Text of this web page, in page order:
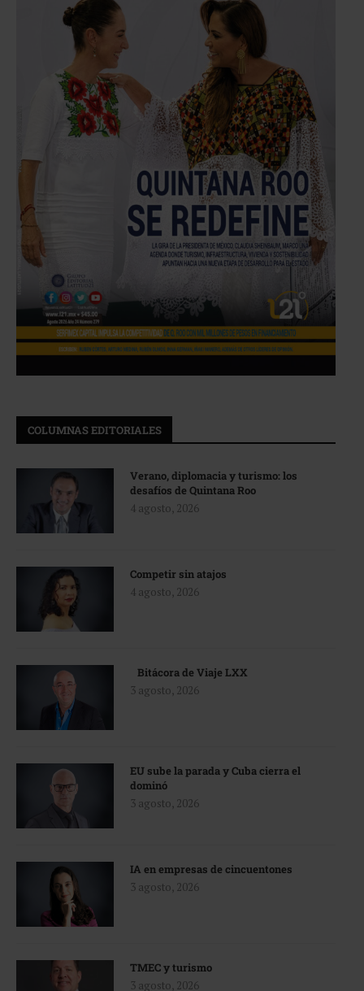
COLUMNAS EDITORIALES
Verano, diplomacia y turismo: los
desafíos de Quintana Roo
4 agosto, 2026
Competir sin atajos
4 agosto, 2026
Bitácora de Viaje LXX
3 agosto, 2026
EU sube la parada y Cuba cierra el
dominó
3 agosto, 2026
IA en empresas de cincuentones
3 agosto, 2026
TMEC y turismo
3 agosto, 2026